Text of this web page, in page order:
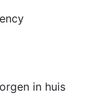
in huis